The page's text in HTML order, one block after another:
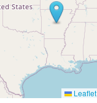
Leaflet